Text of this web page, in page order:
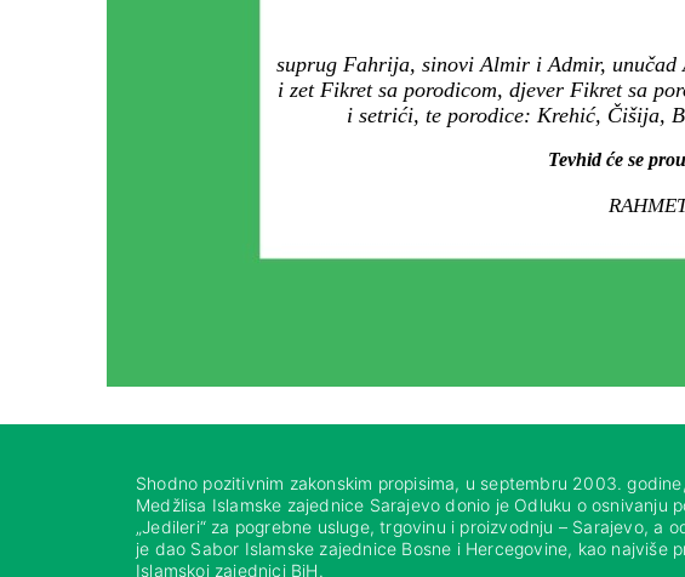
suprug Fahrija, sinovi Almir i Admir,
i zet Fikret sa porodicom, djever Fikret sa
i setrići, te porodice: Krehić, Čišija,
Tevhid će se
Shodno pozitivnim zakonskim propisima, u septembru 2003.
Medžlisa Islamske zajednice Sarajevo donio je Odluku o osnivanju
„Jedileri“ za pogrebne usluge, trgovinu i proizvodnju – Sarajevo, a
je dao Sabor Islamske zajednice Bosne i Hercegovine, kao najviše
Islamskoj zajednici BiH.